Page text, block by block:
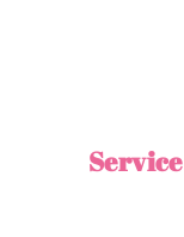
Service